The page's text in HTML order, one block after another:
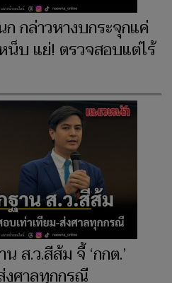
กล่าวหางบกระจุกแค่
น็บ แย่! ตรวจสอบแต่ไร้
ส.ว.สีส้ม จี้ ‘กกต.’
งศาลทุกกรณี